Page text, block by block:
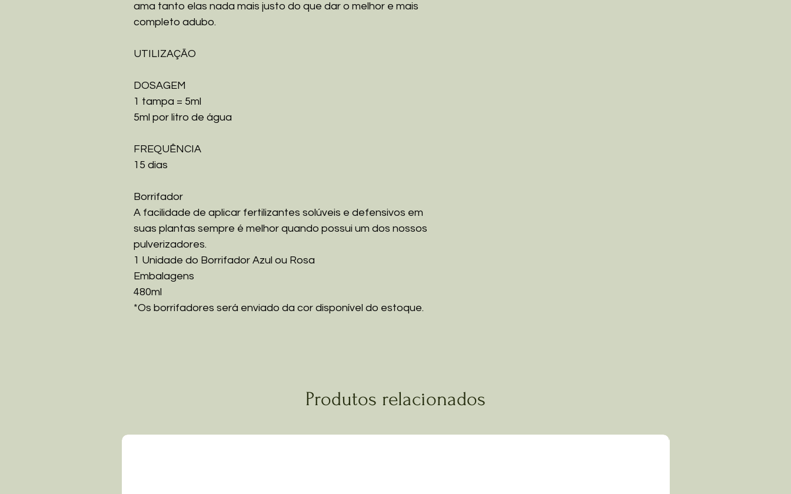
ama tanto elas nada mais justo do que dar o melhor e mais
completo adubo.
UTILIZAÇÃO
DOSAGEM
1 tampa = 5ml
5ml por litro de água
FREQUÊNCIA
15 dias
Borrifador
A facilidade de aplicar fertilizantes solúveis e defensivos em
suas plantas sempre é melhor quando possui um dos nossos
pulverizadores.
1 Unidade do Borrifador Azul ou Rosa
Embalagens
480ml
*Os borrifadores será enviado da cor disponível do estoque.
Produtos relacionados